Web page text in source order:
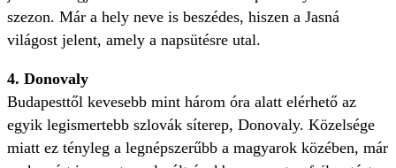
szezon. Már a hely neve is beszédes, hiszen a Jasná
világost jelent, amely a napsütésre utal.
4. Donovaly
Budapesttől kevesebb mint három óra alatt elérhető az
egyik legismertebb szlovák síterep, Donovaly. Közelsége
miatt ez tényleg a legnépszerűbb a magyarok közében, már